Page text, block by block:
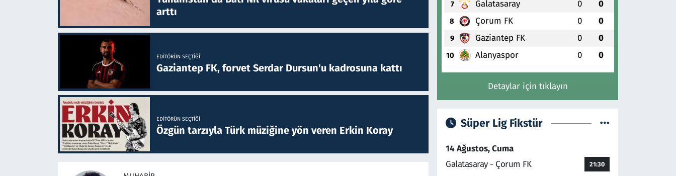
arttı
EDITÖRÜN SEÇTIĞI
Gaziantep FK, forvet Serdar Dursun'u kadrosuna kattı
EDITÖRÜN SEÇTIĞI
Özgün tarzıyla Türk müziğine yön veren Erkin Koray
7 Galatasaray 0 0
8 Çorum FK 0 0
9 Gaziantep FK 0 0
10 Alanyaspor 0 0
Detaylar için tıklayın
Süper Lig Fikstür
14 Ağustos, Cuma
Galatasaray - Çorum FK
21:30